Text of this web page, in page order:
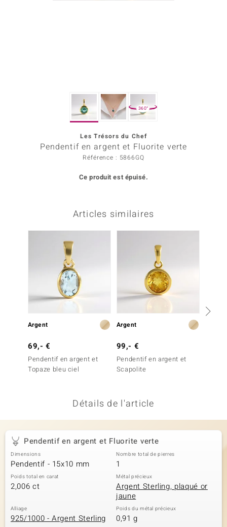
360°
Les Trésors du Chef
Pendentif en argent et Fluorite verte
Référence : 5866GQ
Ce produit est épuisé.
Articles similaires
Argent
69,- €
Pendentif en argent et
Topaze bleu ciel
Argent
99,- €
Pendentif en argent et
Scapolite
Détails de l'article
Pendentif en argent et Fluorite verte
Dimensions
Pendentif - 15x10 mm
Nombre total de pierres
1
Poids total en carat
2,006 ct
Métal précieux
Argent Sterling, plaqué or
jaune
Alliage
925/1000 - Argent Sterling
Poids du métal précieux
0,91 g